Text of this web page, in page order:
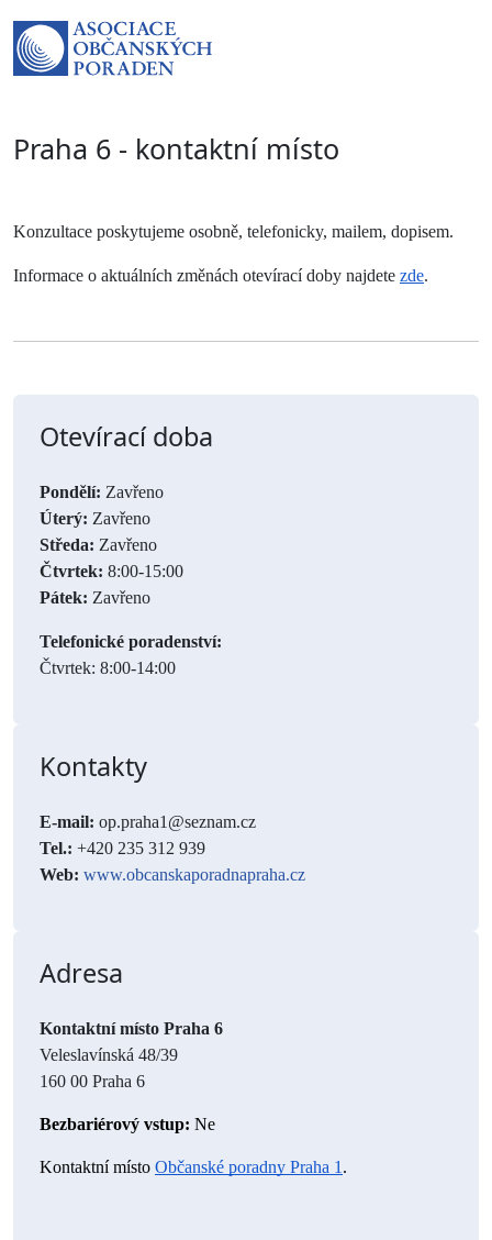
Praha 6 - kontaktní místo
Konzultace poskytujeme osobně, telefonicky, mailem, dopisem.
Informace o aktuálních změnách otevírací doby najdete zde.
Otevírací doba
Pondělí: Zavřeno
Úterý: Zavřeno
Středa: Zavřeno
Čtvrtek: 8:00-15:00
Pátek: Zavřeno
Telefonické poradenství:
Čtvrtek: 8:00-14:00
Kontakty
E-mail: op.praha1@seznam.cz
Tel.: +420 235 312 939
Web: www.obcanskaporadnapraha.cz
Adresa
Kontaktní místo Praha 6
Veleslavínská 48/39
160 00 Praha 6
Bezbariérový vstup: Ne
Kontaktní místo Občanské poradny Praha 1 .